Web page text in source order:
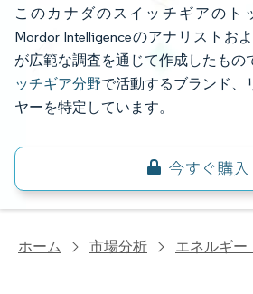
このカナダのスイッチギアのト
Mordor Intelligenceのアナリストお
が広範な調査を通じて作成したもの
ッチギア分野で活動するブランド、
ヤーを特定しています。
ホーム 市場分析 エネルギー